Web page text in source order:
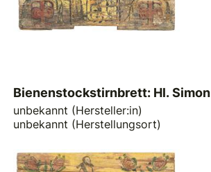
Bienenstockstirnbrett: Hl. Simon
unbekannt (Hersteller:in)
unbekannt (Herstellungsort)